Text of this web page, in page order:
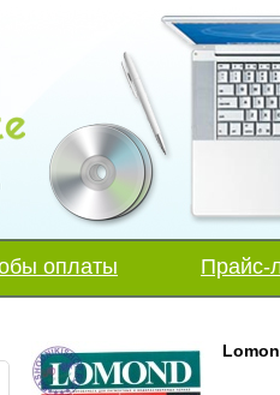
оплаты Прайс-